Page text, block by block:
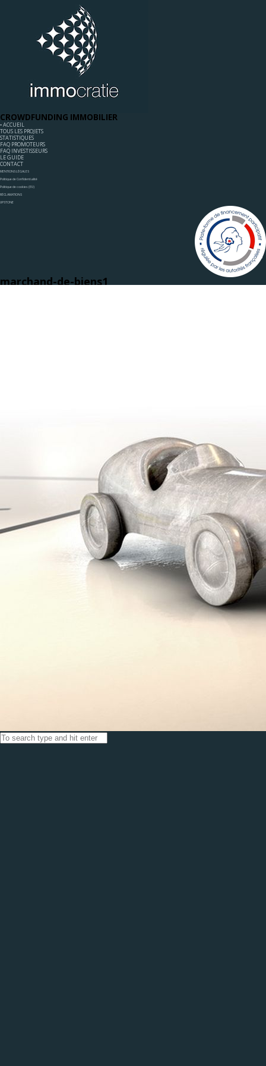
CROWDFUNDING IMMOBILIER
◦ ACCUEIL
TOUS LES PROJETS
STATISTIQUES
FAQ PROMOTEURS
FAQ INVESTISSEURS
LE GUIDE
CONTACT
MENTIONS LÉGALES
Politique de Confidentialité
Politique de cookies (EU)
RÉCLAMATIONS
UPSTONE
marchand-de-biens1